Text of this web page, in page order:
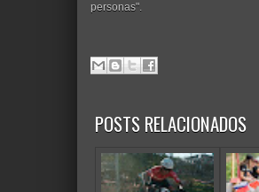
personas".
POSTS RELACIONADOS